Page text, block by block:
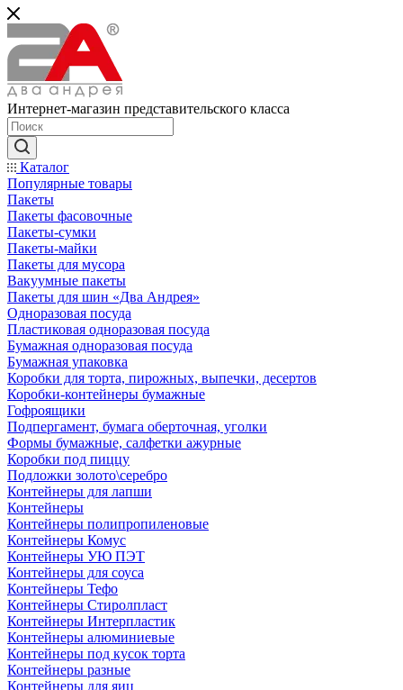
Интернет-магазин представительского класса
Каталог
Популярные товары
Пакеты
Пакеты фасовочные
Пакеты-сумки
Пакеты-майки
Пакеты для мусора
Вакуумные пакеты
Пакеты для шин «Два Андрея»
Одноразовая посуда
Пластиковая одноразовая посуда
Бумажная одноразовая посуда
Бумажная упаковка
Коробки для торта, пирожных, выпечки, десертов
Коробки-контейнеры бумажные
Гофроящики
Подпергамент, бумага оберточная, уголки
Формы бумажные, салфетки ажурные
Коробки под пиццу
Подложки золото\серебро
Контейнеры для лапши
Контейнеры
Контейнеры полипропиленовые
Контейнеры Комус
Контейнеры УЮ ПЭТ
Контейнеры для соуса
Контейнеры Тефо
Контейнеры Стиролпласт
Контейнеры Интерпластик
Контейнеры алюминиевые
Контейнеры под кусок торта
Контейнеры разные
Контейнеры для яиц